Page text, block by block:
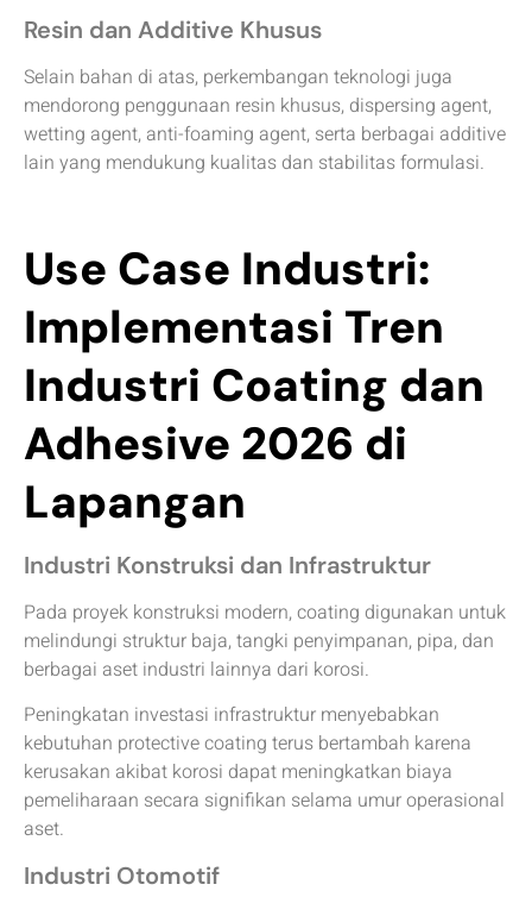
Resin dan Additive Khusus
Selain bahan di atas, perkembangan teknologi juga
mendorong penggunaan resin khusus, dispersing agent,
wetting agent, anti-foaming agent, serta berbagai additive
lain yang mendukung kualitas dan stabilitas formulasi.
Use Case Industri:
Implementasi Tren
Industri Coating dan
Adhesive 2026 di
Lapangan
Industri Konstruksi dan Infrastruktur
Pada proyek konstruksi modern, coating digunakan untuk
melindungi struktur baja, tangki penyimpanan, pipa, dan
berbagai aset industri lainnya dari korosi.
Peningkatan investasi infrastruktur menyebabkan
kebutuhan protective coating terus bertambah karena
kerusakan akibat korosi dapat meningkatkan biaya
pemeliharaan secara signifikan selama umur operasional
aset.
Industri Otomotif